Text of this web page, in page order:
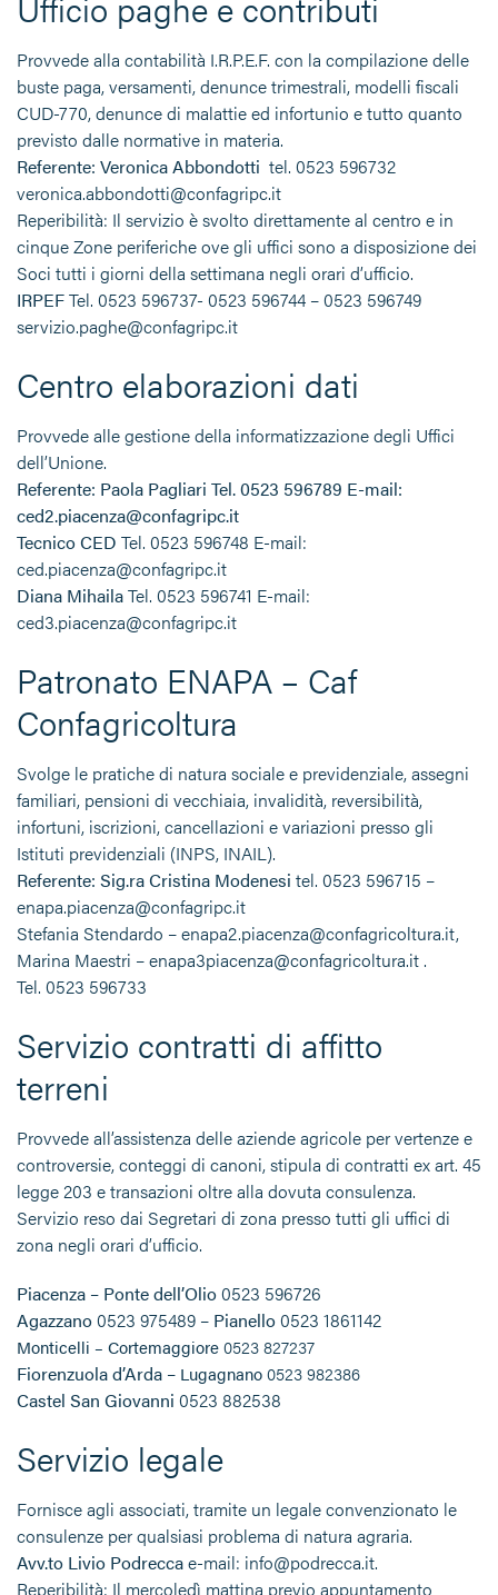
Provvede alla contabilità I.R.P.E.F. con la compilazione delle
buste paga, versamenti, denunce trimestrali, modelli fiscali
CUD-770, denunce di malattie ed infortunio e tutto quanto
previsto dalle normative in materia.
Referente: Veronica Abbondotti tel. 0523 596732
veronica.abbondotti@confagripc.it
Reperibilità: Il servizio è svolto direttamente al centro e in
cinque Zone periferiche ove gli uffici sono a disposizione dei
Soci tutti i giorni della settimana negli orari d’ufficio.
IRPEFTel. 0523 596737- 0523 596744 – 0523 596749
servizio.paghe@confagripc.it
Centro elaborazioni dati
Provvede alle gestione della informatizzazione degli Uffici
dell’Unione.
Referente: Paola Pagliari Tel. 0523 596789 E-mail:
ced2.piacenza@confagripc.it
Tecnico CED Tel. 0523 596748 E-mail:
ced.piacenza@confagripc.it
Diana MihailaTel. 0523 596741 E-mail:
ced3.piacenza@confagripc.it
Patronato ENAPA – Caf
Confagricoltura
Svolge le pratiche di natura sociale e previdenziale, assegni
familiari, pensioni di vecchiaia, invalidità, reversibilità,
infortuni, iscrizioni, cancellazioni e variazioni presso gli
Istituti previdenziali (INPS, INAIL).
Referente: Sig.ra Cristina Modenesi tel. 0523 596715 –
enapa.piacenza@confagripc.it
Stefania Stendardo – enapa2.piacenza@confagricoltura.it,
Marina Maestri – enapa3piacenza@confagricoltura.it .
Tel. 0523 596733
Servizio contratti di affitto
terreni
Provvede all’assistenza delle aziende agricole per vertenze e
controversie, conteggi di canoni, stipula di contratti ex art. 45
legge 203 e transazioni oltre alla dovuta consulenza.
Servizio reso dai Segretari di zona presso tutti gli uffici di
zona negli orari d’ufficio.
Piacenza – Ponte dell’Olio0523 596726
Agazzano0523 975489 – Pianello0523 1861142
Monticelli – Cortemaggiore0523 827237
Fiorenzuolad’Arda – Lugagnano0523 982386
Castel San Giovanni 0523 882538
Servizio legale
Fornisce agli associati, tramite un legale convenzionato le
consulenze per qualsiasi problema di natura agraria.
Avv.to Livio Podreccae-mail: info@podrecca.it.
Reperibilità: Il mercoledì mattina previo appuntamento